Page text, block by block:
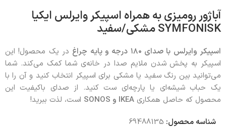
آباژور رومیزی به همراه اسپیکر وایرلس ایکیا
SYMFONISK مشکی/سفید
اسپیکر وایرلس با صدای ۱۸۰ درجه و پایه چراغ
در یک محصول! این
اسپیکر به پخش شدن ملایم صدا در خانه‌ی شما کمک می‌کند. شما
می‌توانید بین رنگ سفید یا مشکی برای اسپیکر انتخاب کنید و آن را با
یک حباب شیشه‌ای یا پارچه‌ای ست کنید. از صدای باکیفیت این
محصول که حاصل همکاریIKEA و SONOS است، لذت ببرید!
شناسه محصول: 69488135